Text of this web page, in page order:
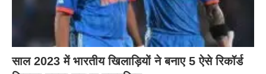
साल 2023 में भारतीय खिलाड़ियों ने बनाए 5 ऐसे रिकॉर्ड